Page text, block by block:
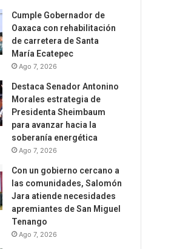
Cumple Gobernador de
Oaxaca con rehabilitación
de carretera de Santa
María Ecatepec
Ago 7, 2026
Destaca Senador Antonino
Morales estrategia de
Presidenta Sheimbaum
para avanzar hacia la
soberanía energética
Ago 7, 2026
Con un gobierno cercano a
las comunidades, Salomón
Jara atiende necesidades
apremiantes de San Miguel
Tenango
Ago 7, 2026